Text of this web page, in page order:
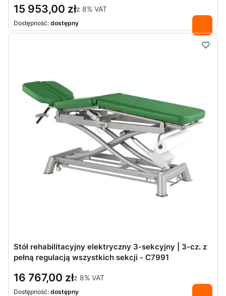
15 953,00 złz 8% VAT
Dostępność: dostępny
Stół rehabilitacyjny elektryczny 3-sekcyjny | 3-cz. z
pełną regulacją wszystkich sekcji - C7991
16 767,00 złz 8% VAT
Dostępność: dostępny